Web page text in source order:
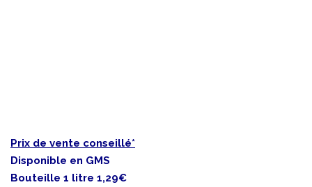
Prix de vente conseillé*
Disponible en GMS
Bouteille 1 litre 1,29€